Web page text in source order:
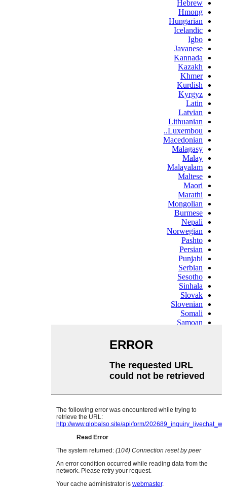
Hebrew
Hmong
Hungarian
Icelandic
Igbo
Javanese
Kannada
Kazakh
Khmer
Kurdish
Kyrgyz
Latin
Latvian
Lithuanian
Luxembou..
Macedonian
Malagasy
Malay
Malayalam
Maltese
Maori
Marathi
Mongolian
Burmese
Nepali
Norwegian
Pashto
Persian
Punjabi
Serbian
Sesotho
Sinhala
Slovak
Slovenian
Somali
Samoan
Swahili
Tajik
Telugu
Ukrainian
Urdu
Welsh
Xhosa
Yiddish